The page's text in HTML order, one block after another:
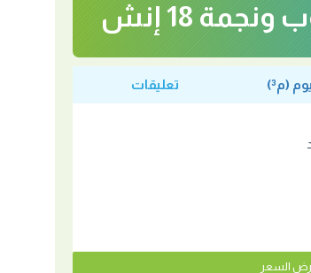
18 إنش
(م³) تعليقات
السعر